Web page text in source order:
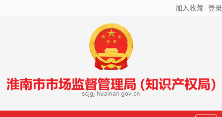
加入收藏 登录